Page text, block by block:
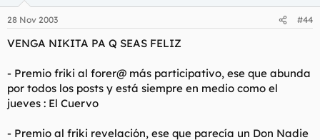
28 Nov 2003 #44
VENGA NIKITA PA Q SEAS FELIZ
- Premio friki al forer@ más participativo, ese que abunda
por todos los posts y está siempre en medio como el
jueves : El Cuervo
- Premio al friki revelación, ese que parecía un Don Nadie